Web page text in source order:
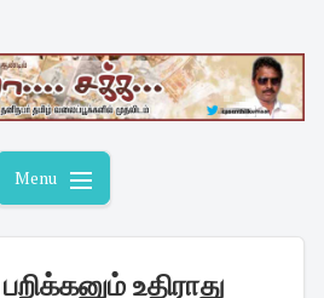
Menu
உதிராது